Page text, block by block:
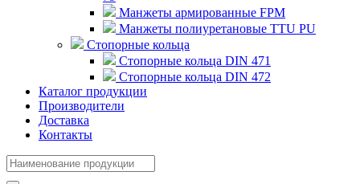
Манжеты армированные FPM
Манжеты полиуретановые TTU PU
Стопорные кольца
Стопорные кольца DIN 471
Стопорные кольца DIN 472
Каталог продукции
Производители
Доставка
Контакты